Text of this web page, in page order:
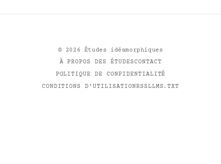
© 2026 Études idéamorphiques
À PROPOS DES ÉTUDESCONTACT
POLITIQUE DE CONFIDENTIALITÉ
CONDITIONS D'UTILISATIONRSSLLMS.TXT